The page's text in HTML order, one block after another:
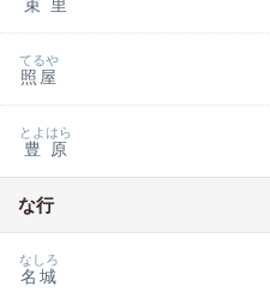
束里
照屋
てるや
豊原
とよはら
な行
名城
なしろ